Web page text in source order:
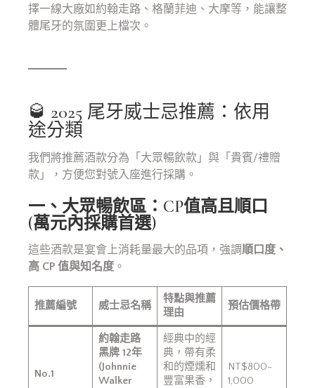
擇一線大廠如約翰走路、格蘭菲迪、大摩等，能讓整
體尾牙的氛圍更上檔次。
🥃 2025 尾牙威士忌推薦：依用
途分類
我們將推薦酒款分為「大眾暢飲款」與「貴賓/禮贈
款」，方便您對號入座進行採購。
一、大眾暢飲區：CP值高且順口
(萬元內採購首選)
這些酒款是宴會上消耗量最大的品項，強調順口度、
高 CP 值與知名度 。
推薦編號 威士忌名稱
特點與推薦
理由
預估價格帶
No.1
約翰走路
黑牌 12年
(Johnnie
Walker
經典中的經
典，帶有柔
和的煙燻和
豐富果香，
NT$800-
1,000